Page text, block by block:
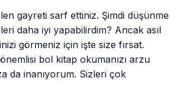
gayreti sarf ettiniz. Şimdi düşünme
daha iyi yapabilirdim? Ancak asıl
görmeniz için işte size fırsat.
bol kitap okumanızı arzu
da inanıyorum. Sizleri çok